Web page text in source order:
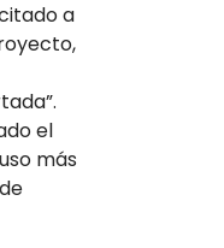
a
el
más